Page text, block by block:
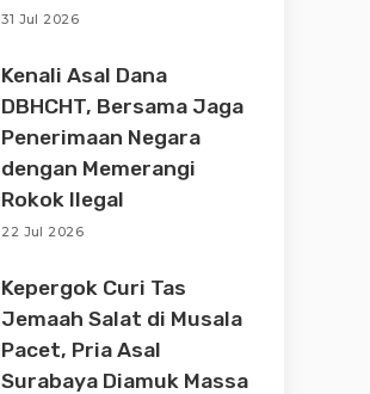
31 Jul 2026
Kenali Asal Dana
DBHCHT, Bersama Jaga
Penerimaan Negara
dengan Memerangi
Rokok Ilegal
22 Jul 2026
Kepergok Curi Tas
Jemaah Salat di Musala
Pacet, Pria Asal
Surabaya Diamuk Massa